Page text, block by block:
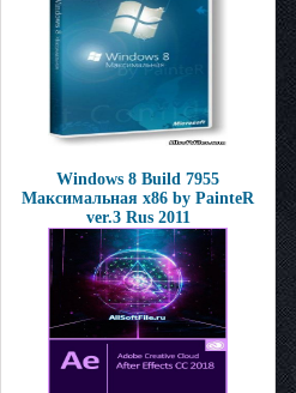
Windows 8 Build 7955
Максимальная x86 by PainteR
ver.3 Rus 2011